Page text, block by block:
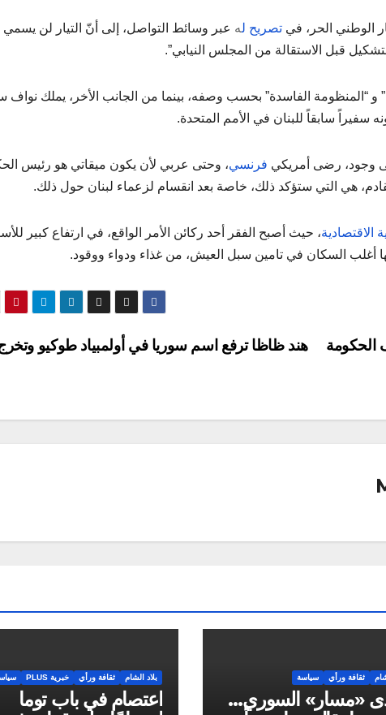
الوطني الحر، في تصريح له عبر وسائط التواصل، إلى أنّ التيار لن يسمي
قبل الاستقالة من المجلس النيابي”.
و “المنظومة الفاسدة” بحسب وصفه، بينما من الجانب الأخر، يملك نواف
سفيراً سابقاً للبنان في الأمم المتحدة.
وجود، رضى أمريكي فرنسي، وحتى عربي لأن يكون ميقاتي هو رئيس
هي التي ستؤكد ذلك، خاصة بعد انقسام لزعماء لبنان حول ذلك.
الاقتصادية، حيث أصبح الفقر أحد ركائن الأمر الواقع، في ارتفاع كبير
منها أغلب السكان في تامين سبل العيش، من غذاء ودواء ووقود.
هند ظاظا ترفع اسم سوريا في أولمبياد طوكيو
الحكومة
ثقافة ورأي سياسة
«مسار» السوري…
بلاد الشام ثقافة ورأي خبرية PLUS
اعتصام في باب توما